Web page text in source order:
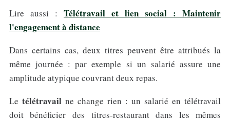
Lire aussi : Télétravail et lien social : Maintenir
l'engagement à distance
Dans certains cas, deux titres peuvent être attribués la
même journée : par exemple si un salarié assure une
amplitude atypique couvrant deux repas.
Le télétravailne change rien : un salarié en télétravail
doit bénéficier des titres-restaurant dans les mêmes